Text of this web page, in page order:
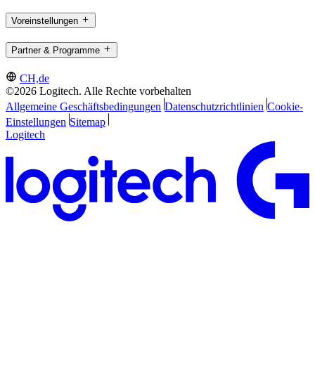
Voreinstellungen
Partner & Programme
CH,de
©2026 Logitech. Alle Rechte vorbehalten
Allgemeine Geschäftsbedingungen Datenschutzrichtlinien Cookie-
Einstellungen Sitemap
Logitech